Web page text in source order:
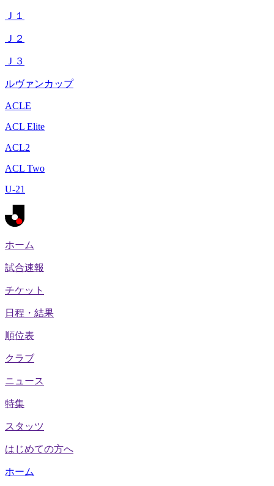
Ｊ１
Ｊ２
Ｊ３
ルヴァンカップ
ACLE
ACL Elite
ACL2
ACL Two
U-21
ホーム
試合速報
チケット
日程・結果
順位表
クラブ
ニュース
特集
スタッツ
はじめての方へ
ホーム